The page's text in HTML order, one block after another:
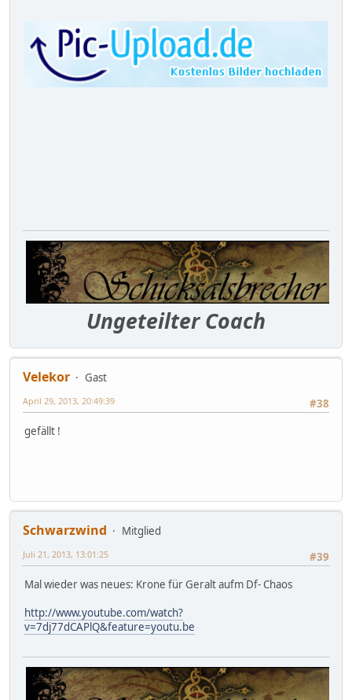
Ungeteilter Coach
Velekor
Gast
#38
April 29, 2013, 20:49:39
gefällt !
Schwarzwind
Mitglied
#39
Juli 21, 2013, 13:01:25
Mal wieder was neues: Krone für Geralt aufm Df- Chaos
http://www.youtube.com/watch?
v=7dj77dCAPlQ&feature=youtu.be